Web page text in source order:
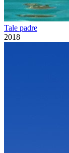
Tale padre
2018